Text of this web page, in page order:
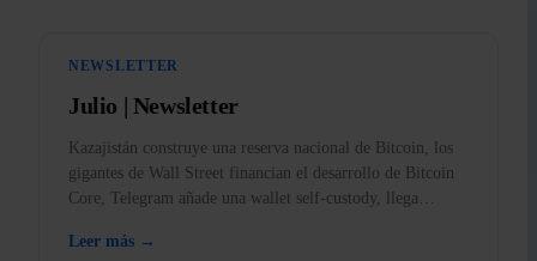
NEWSLETTER
Julio | Newsletter
Kazajistán construye una reserva nacional de Bitcoin, los
gigantes de Wall Street financian el desarrollo de Bitcoin
Core, Telegram añade una wallet self-custody, llega
Leer más →